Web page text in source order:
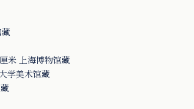
米 上海博物馆藏
学美术馆藏